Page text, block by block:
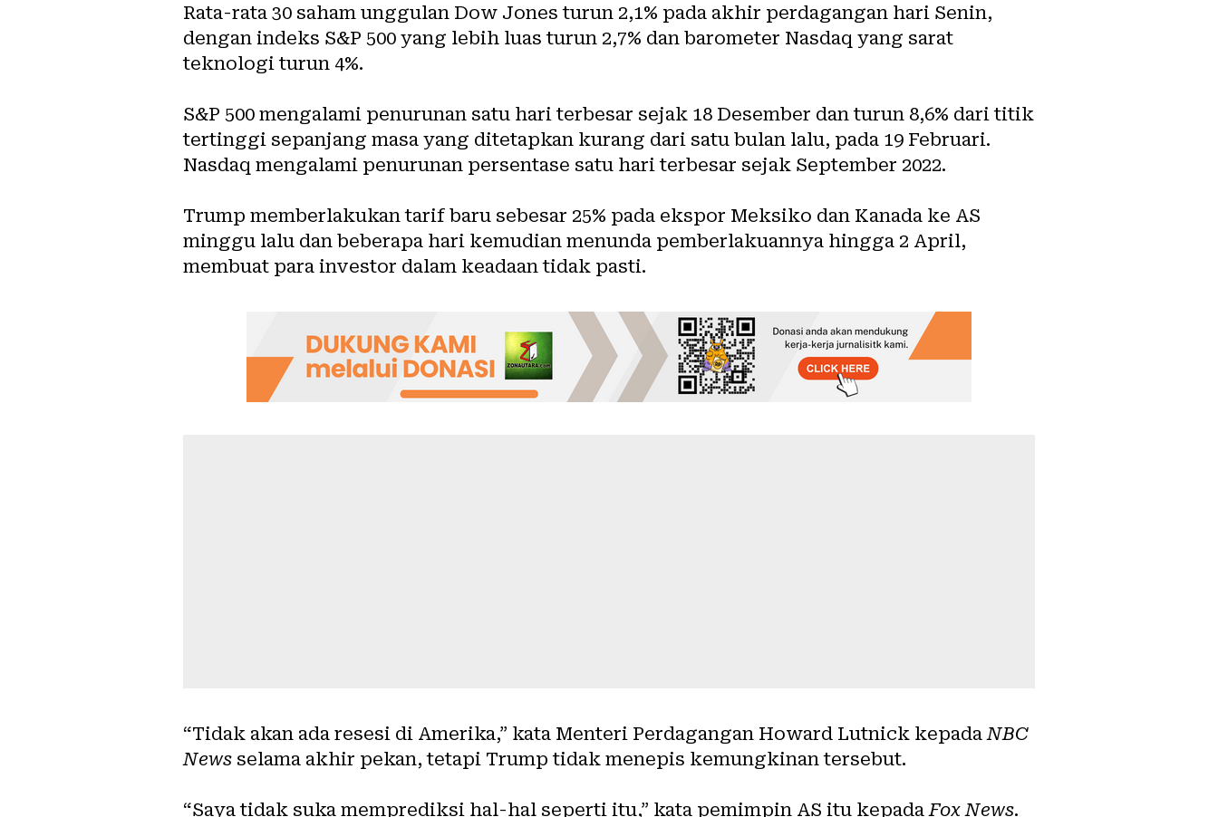
Rata-rata 30 saham unggulan Dow Jones turun 2,1% pada akhir perdagangan hari Senin,
dengan indeks S&P 500 yang lebih luas turun 2,7% dan barometer Nasdaq yang sarat
teknologi turun 4%.
S&P 500 mengalami penurunan satu hari terbesar sejak 18 Desember dan turun 8,6% dari titik
tertinggi sepanjang masa yang ditetapkan kurang dari satu bulan lalu, pada 19 Februari.
Nasdaq mengalami penurunan persentase satu hari terbesar sejak September 2022.
Trump memberlakukan tarif baru sebesar 25% pada ekspor Meksiko dan Kanada ke AS
minggu lalu dan beberapa hari kemudian menunda pemberlakuannya hingga 2 April,
membuat para investor dalam keadaan tidak pasti.
“Tidak akan ada resesi di Amerika,” kata Menteri Perdagangan Howard Lutnick kepada NBC
News selama akhir pekan, tetapi Trump tidak menepis kemungkinan tersebut.
“Saya tidak suka memprediksi hal-hal seperti itu,” kata pemimpin AS itu kepada Fox News.